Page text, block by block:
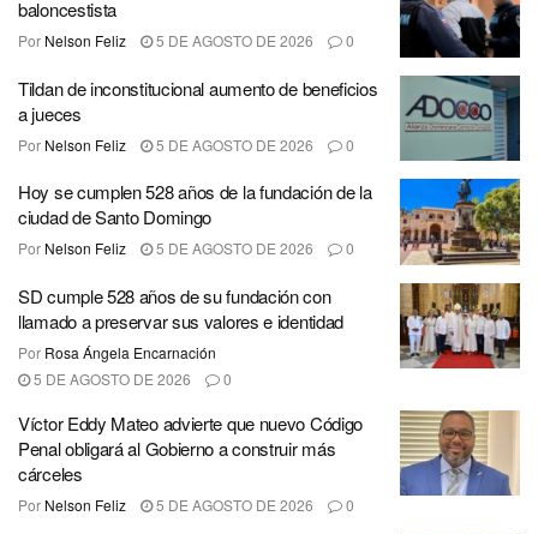
baloncestista
Por Nelson Feliz 5 DE AGOSTO DE 2026 0
Tildan de inconstitucional aumento de beneficios
a jueces
Por Nelson Feliz 5 DE AGOSTO DE 2026 0
Hoy se cumplen 528 años de la fundación de la
ciudad de Santo Domingo
Por Nelson Feliz 5 DE AGOSTO DE 2026 0
SD cumple 528 años de su fundación con
llamado a preservar sus valores e identidad
Por Rosa Ángela Encarnación
5 DE AGOSTO DE 2026
0
Víctor Eddy Mateo advierte que nuevo Código
Penal obligará al Gobierno a construir más
cárceles
Por Nelson Feliz 5 DE AGOSTO DE 2026 0